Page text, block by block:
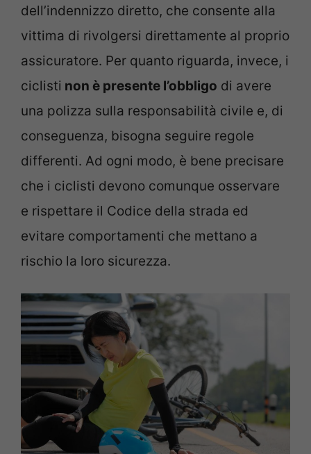
dell’indennizzo diretto, che consente alla
vittima di rivolgersi direttamente al proprio
assicuratore. Per quanto riguarda, invece, i
ciclisti non è presente l’obbligo di avere
una polizza sulla responsabilità civile e, di
conseguenza, bisogna seguire regole
differenti. Ad ogni modo, è bene precisare
che i ciclisti devono comunque osservare
e rispettare il Codice della strada ed
evitare comportamenti che mettano a
rischio la loro sicurezza.